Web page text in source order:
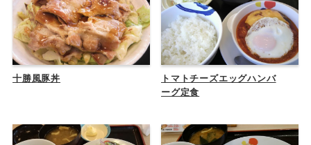
十勝風豚丼
トマトチーズエッグハンバ
ーグ定食